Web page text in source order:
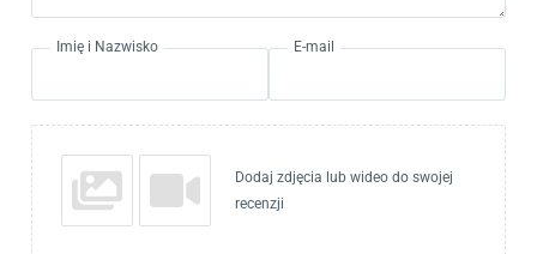
Imię i Nazwisko E-mail
Dodaj zdjęcia lub wideo do swojej
recenzji